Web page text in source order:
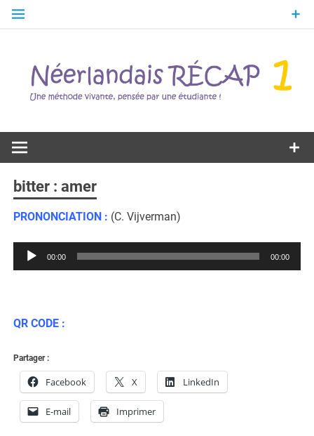
Skip
Néerlandais
RÉCAP 1
bitter : amer
PRONONCIATION : (C. Vijverman)
Lecteur
00:00 00:00
QR CODE :
Partager :
Facebook X LinkedIn
E-mail Imprimer